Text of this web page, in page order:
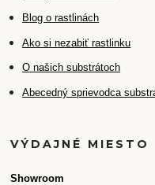
Blog o rastlinách
Ako si nezabiť rastlinku
O našich substrátoch
Abecedný sprievodca
VÝDAJNÉ MIESTO
Showroom